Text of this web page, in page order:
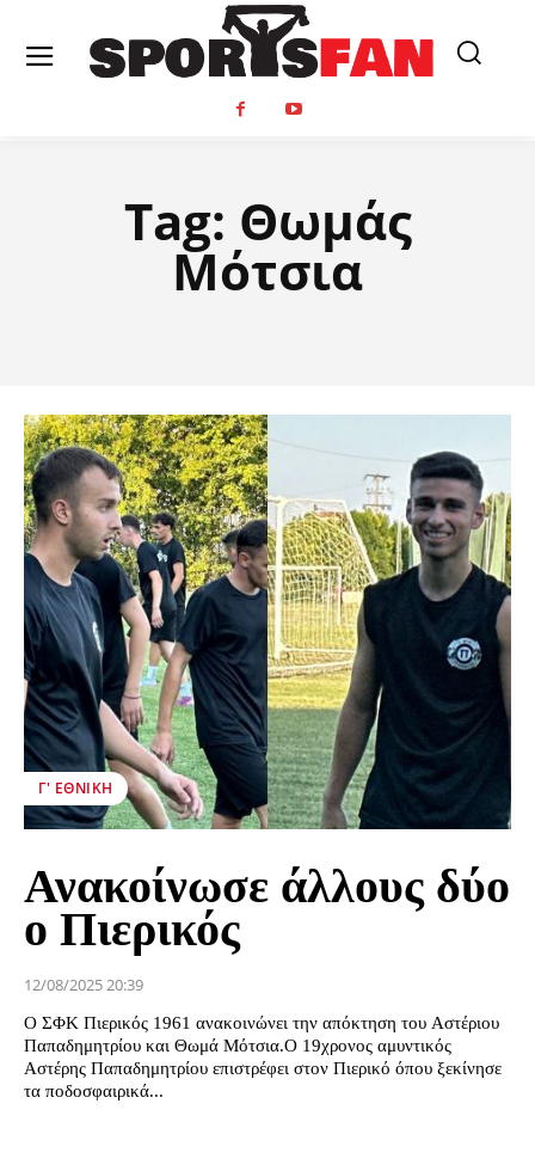
Tag: Θωμάς
Μότσια
Γ' ΕΘΝΙΚΉ
Ανακοίνωσε άλλους δύο
ο Πιερικός
12/08/2025 20:39
Ο ΣΦΚ Πιερικός 1961 ανακοινώνει την απόκτηση του Αστέριου
Παπαδημητρίου και Θωμά Μότσια.Ο 19χρονος αμυντικός
Αστέρης Παπαδημητρίου επιστρέφει στον Πιερικό όπου ξεκίνησε
τα ποδοσφαιρικά...